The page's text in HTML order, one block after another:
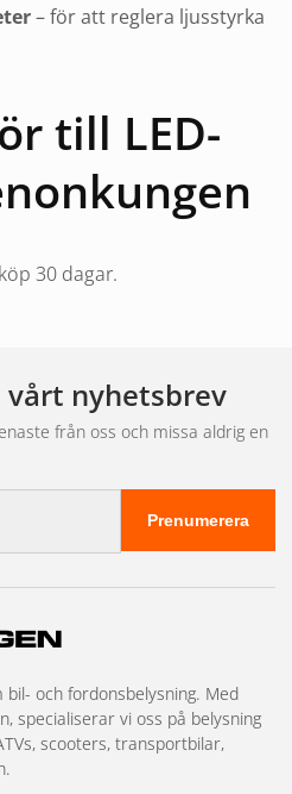
– för att reglera ljusstyrka
till LED-
30 dagar.
vårt nyhetsbrev
från oss och missa aldrig en
Prenumerera
och fordonsbelysning. Med
specialiserar vi oss på belysning
scooters, transportbilar,